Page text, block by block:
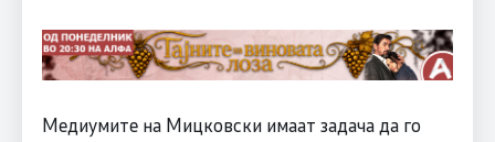
Медиумите на Мицковски имаат задача да го